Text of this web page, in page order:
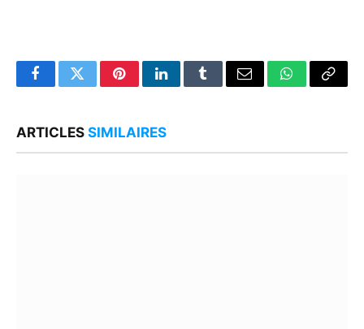
FacebookTwitterPinterestLinkedInTumblrEmail WhatsApp
Copy
ARTICLES SIMILAIRES